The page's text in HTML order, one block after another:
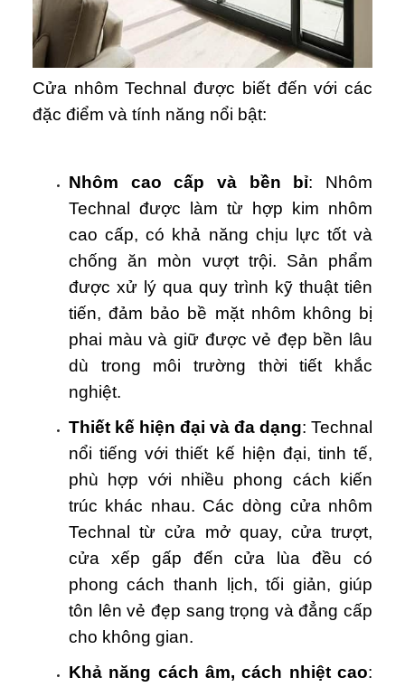
Cửa nhôm Technal được biết đến với các
đặc điểm và tính năng nổi bật:
Nhôm cao cấp và bền bỉ: Nhôm
Technal được làm từ hợp kim nhôm
cao cấp, có khả năng chịu lực tốt và
chống ăn mòn vượt trội. Sản phẩm
được xử lý qua quy trình kỹ thuật tiên
tiến, đảm bảo bề mặt nhôm không bị
phai màu và giữ được vẻ đẹp bền lâu
dù trong môi trường thời tiết khắc
nghiệt.
Thiết kế hiện đại và đa dạng: Technal
nổi tiếng với thiết kế hiện đại, tinh tế,
phù hợp với nhiều phong cách kiến
trúc khác nhau. Các dòng cửa nhôm
Technal từ cửa mở quay, cửa trượt,
cửa xếp gấp đến cửa lùa đều có
phong cách thanh lịch, tối giản, giúp
tôn lên vẻ đẹp sang trọng và đẳng cấp
cho không gian.
Khả năng cách âm, cách nhiệt cao: